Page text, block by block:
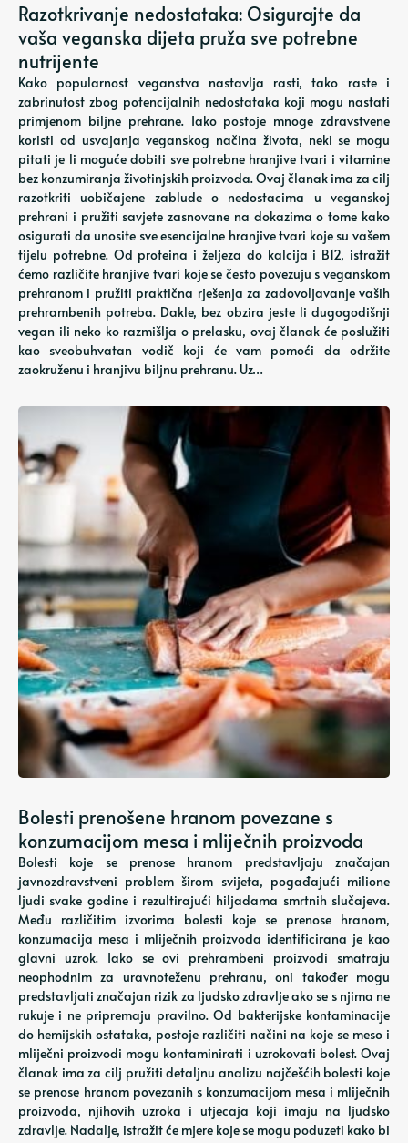
Razotkrivanje nedostataka: Osigurajte da
vaša veganska dijeta pruža sve potrebne
nutrijente
Kako popularnost veganstva nastavlja rasti, tako raste i
zabrinutost zbog potencijalnih nedostataka koji mogu nastati
primjenom biljne prehrane. Iako postoje mnoge zdravstvene
koristi od usvajanja veganskog načina života, neki se mogu
pitati je li moguće dobiti sve potrebne hranjive tvari i vitamine
bez konzumiranja životinjskih proizvoda. Ovaj članak ima za cilj
razotkriti uobičajene zablude o nedostacima u veganskoj
prehrani i pružiti savjete zasnovane na dokazima o tome kako
osigurati da unosite sve esencijalne hranjive tvari koje su vašem
tijelu potrebne. Od proteina i željeza do kalcija i B12, istražit
ćemo različite hranjive tvari koje se često povezuju s veganskom
prehranom i pružiti praktična rješenja za zadovoljavanje vaših
prehrambenih potreba. Dakle, bez obzira jeste li dugogodišnji
vegan ili neko ko razmišlja o prelasku, ovaj članak će poslužiti
kao sveobuhvatan vodič koji će vam pomoći da održite
zaokruženu i hranjivu biljnu prehranu. Uz…
Bolesti prenošene hranom povezane s
konzumacijom mesa i mliječnih proizvoda
Bolesti koje se prenose hranom predstavljaju značajan
javnozdravstveni problem širom svijeta, pogađajući milione
ljudi svake godine i rezultirajući hiljadama smrtnih slučajeva.
Među različitim izvorima bolesti koje se prenose hranom,
konzumacija mesa i mliječnih proizvoda identificirana je kao
glavni uzrok. Iako se ovi prehrambeni proizvodi smatraju
neophodnim za uravnoteženu prehranu, oni također mogu
predstavljati značajan rizik za ljudsko zdravlje ako se s njima ne
rukuje i ne pripremaju pravilno. Od bakterijske kontaminacije
do hemijskih ostataka, postoje različiti načini na koje se meso i
mliječni proizvodi mogu kontaminirati i uzrokovati bolest. Ovaj
članak ima za cilj pružiti detaljnu analizu najčešćih bolesti koje
se prenose hranom povezanih s konzumacijom mesa i mliječnih
proizvoda, njihovih uzroka i utjecaja koji imaju na ljudsko
zdravlje. Nadalje, istražit će mjere koje se mogu poduzeti kako bi